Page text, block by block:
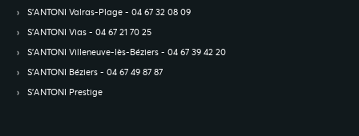
S’ANTONI Valras-Plage - 04 67 32 08 09
S’ANTONI Vias - 04 67 21 70 25
S’ANTONI Villeneuve-lès-Béziers - 04 67 39 42 20
S’ANTONI Béziers - 04 67 49 87 87
S’ANTONI Prestige